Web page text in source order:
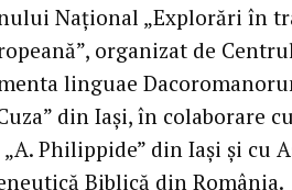
Naţional „Explorări în
organizat de
linguae
din Iaşi, în colaborare
Philippide” din Iaşi şi cu
Biblică din România.